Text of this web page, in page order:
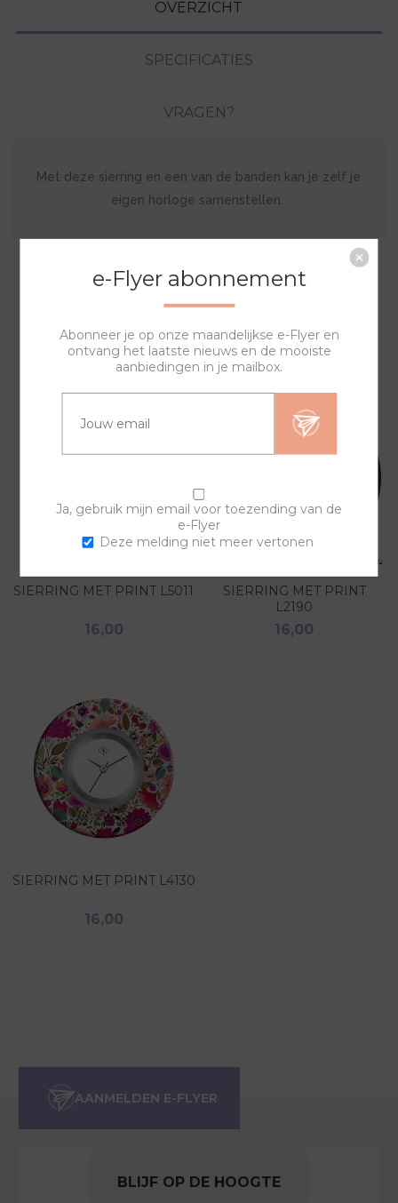
OVERZICHT
SPECIFICATIES
VRAGEN?
Met deze sierring en een van de banden kan je zelf je
eigen horloge samenstellen.
SIERRING MET PRINT L5011
16,00
SIERRING MET PRINT
L2190
16,00
SIERRING MET PRINT L4130
16,00
BLIJF OP DE HOOGTE
e-Flyer abonnement
Abonneer je op onze maandelijkse e-Flyer en
ontvang het laatste nieuws en de mooiste
aanbiedingen in je mailbox.
Ja, gebruik mijn email voor toezending van de
e-Flyer
Deze melding niet meer vertonen